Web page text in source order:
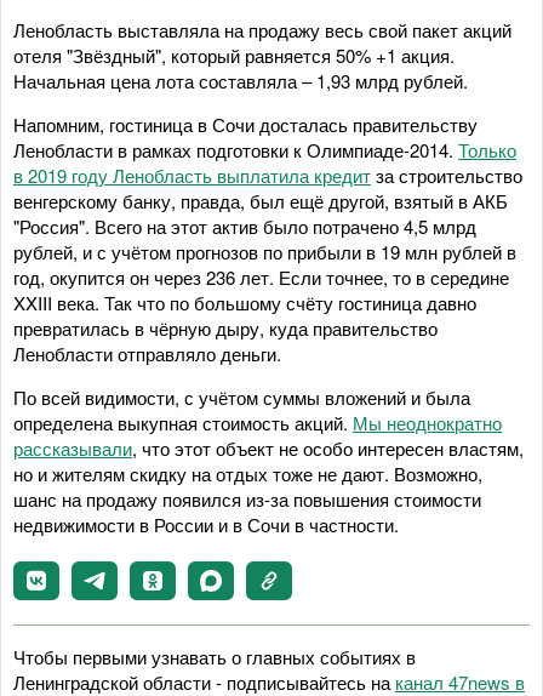
Ленобласть выставляла на продажу весь свой пакет акций
отеля "Звёздный", который равняется 50% +1 акция.
Начальная цена лота составляла – 1,93 млрд рублей.
Напомним, гостиница в Сочи досталась правительству
Ленобласти в рамках подготовки к Олимпиаде-2014. Только
в 2019 году Ленобласть выплатила кредитза строительство
венгерскому банку, правда, был ещё другой, взятый в АКБ
"Россия". Всего на этот актив было потрачено 4,5 млрд
рублей, и с учётом прогнозов по прибыли в 19 млн рублей в
год, окупится он через 236 лет. Если точнее, то в середине
XXIII века. Так что по большому счёту гостиница давно
превратилась в чёрную дыру, куда правительство
Ленобласти отправляло деньги.
По всей видимости, с учётом суммы вложений и была
определена выкупная стоимость акций. Мы неоднократно
рассказывали, что этот объект не особо интересен властям,
но и жителям скидку на отдых тоже не дают. Возможно,
шанс на продажу появился из-за повышения стоимости
недвижимости в России и в Сочи в частности.
Чтобы первыми узнавать о главных событиях в
Ленинградской области - подписывайтесь на канал 47news в